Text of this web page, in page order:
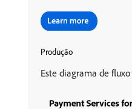
Produção
Este diagrama de